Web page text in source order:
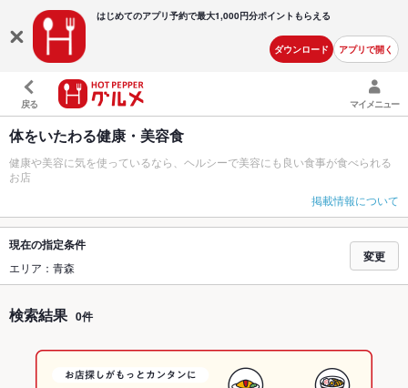
はじめてのアプリ予約で最大1,000円分ポイントもらえる
ダウンロード アプリで開く
戻る マイメニュー
体をいたわる健康・美容食
健康や美容に気を使っているなら、ヘルシーで美容にも良い食事が食べられる
お店
掲載情報について
現在の指定条件
エリア：青森
変更
検索結果 0件